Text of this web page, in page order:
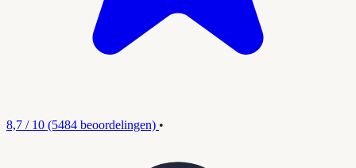
8,7 / 10 (5484 beoordelingen) •